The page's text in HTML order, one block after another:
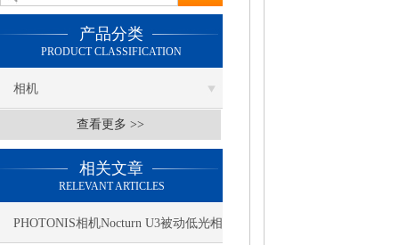
产品分类
PRODUCT CLASSIFICATION
相机
查看更多 >>
相关文章
RELEVANT ARTICLES
PHOTONIS相机Nocturn U3被动低光相